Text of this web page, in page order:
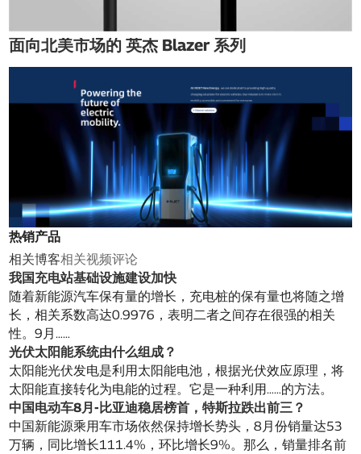
面向北美市场的 英杰 Blazer 系列
热销产品
相关博客相关视频评论
我国充电站基础设施建设加快
随着新能源汽车保有量的增长，充电桩的保有量也将随之增
长，相关系数高达0.9976，表明二者之间存在很强的相关
性。9月……
光伏太阳能系统由什么组成？
太阳能光伏发电是利用太阳能电池，根据光伏效应原理，将
太阳能直接转化为电能的过程。它是一种利用……的方法。
中国电动车8月-比亚迪稳居榜首，特斯拉跌出前三？
中国新能源乘用车市场依然保持增长势头，8月份销量达53
万辆，同比增长111.4%，环比增长9%。那么，销量排名前